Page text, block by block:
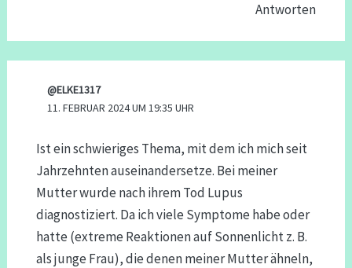
Antworten
@ELKE1317
11. FEBRUAR 2024 UM 19:35 UHR
Ist ein schwieriges Thema, mit dem ich mich seit
Jahrzehnten auseinandersetze. Bei meiner
Mutter wurde nach ihrem Tod Lupus
diagnostiziert. Da ich viele Symptome habe oder
hatte (extreme Reaktionen auf Sonnenlicht z. B.
als junge Frau), die denen meiner Mutter ähneln,